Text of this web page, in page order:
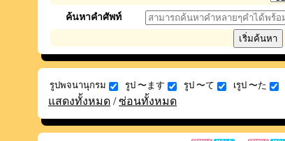
ค้นหาคำศัพท์
รูปพจนานุกรม รูป 〜ます รูป 〜て เรูป 〜た
แสดงทั้งหมด /ซ่อนทั้งหมด